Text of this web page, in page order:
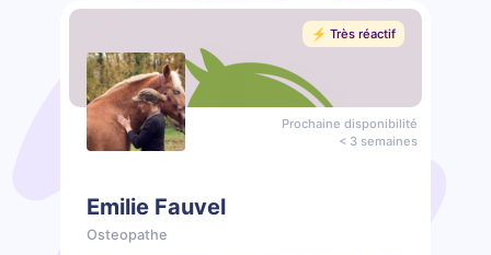
⚡️ Très réactif
Prochaine disponibilité
< 3 semaines
Emilie Fauvel
Osteopathe